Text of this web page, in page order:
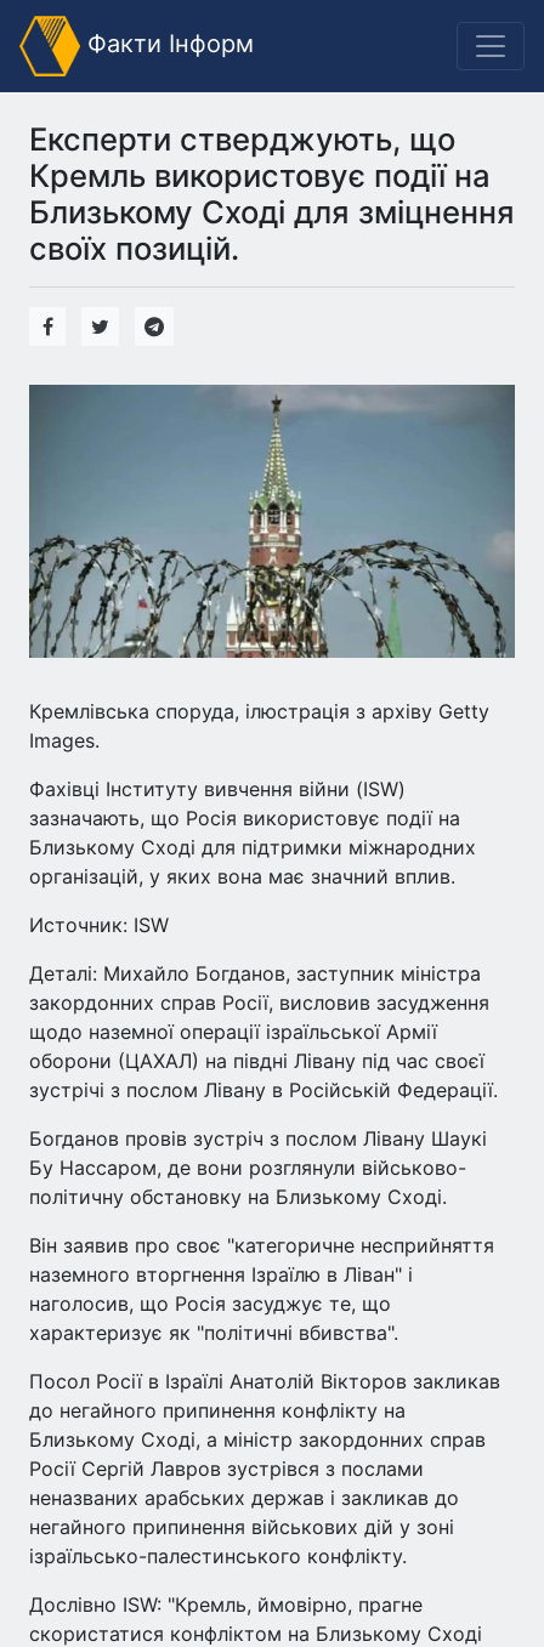
Факти Інформ
Експерти стверджують, що
Кремль використовує події на
Близькому Сході для зміцнення
своїх позицій.
Кремлівська споруда, ілюстрація з архіву Getty
Images.
Фахівці Інституту вивчення війни (ISW)
зазначають, що Росія використовує події на
Близькому Сході для підтримки міжнародних
організацій, у яких вона має значний вплив.
Источник: ISW
Деталі: Михайло Богданов, заступник міністра
закордонних справ Росії, висловив засудження
щодо наземної операції ізраїльської Армії
оборони (ЦАХАЛ) на півдні Лівану під час своєї
зустрічі з послом Лівану в Російській Федерації.
Богданов провів зустріч з послом Лівану Шаукі
Бу Нассаром, де вони розглянули військово-
політичну обстановку на Близькому Сході.
Він заявив про своє "категоричне несприйняття
наземного вторгнення Ізраїлю в Ліван" і
наголосив, що Росія засуджує те, що
характеризує як "політичні вбивства".
Посол Росії в Ізраїлі Анатолій Вікторов закликав
до негайного припинення конфлікту на
Близькому Сході, а міністр закордонних справ
Росії Сергій Лавров зустрівся з послами
неназваних арабських держав і закликав до
негайного припинення військових дій у зоні
ізраїльсько-палестинського конфлікту.
Дослівно ISW: "Кремль, ймовірно, прагне
скористатися конфліктом на Близькому Сході